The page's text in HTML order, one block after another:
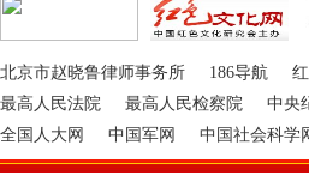
北京市赵晓鲁律师事务所 186导航
最高人民法院
最高人民检察院 中央
全国人大网
中国军网 中国社会科学